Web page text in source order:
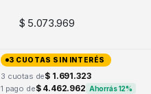
$ 5.073.969
3 CUOTAS SIN INTERÉS
3 cuotas de$ 1.691.323
1 pago de$ 4.462.962 Ahorrás 12%